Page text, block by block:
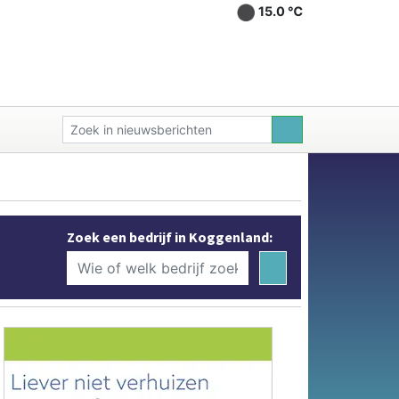
15.0 ℃
Zoek een bedrijf in Koggenland: